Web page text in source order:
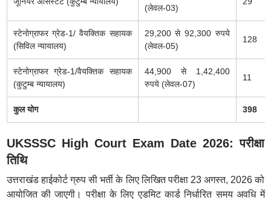
(लेवल-03)
स्टेनोग्राफर ग्रेड-1/ वैयक्तिक सहायक
(सिविल न्यायालय)
29,200 से 92,300 रुपये
(लेवल-05)
128
स्टेनोग्राफरग्रेड-1/वैयक्तिक सहायक
(कुटुम्ब न्यायालय)
44,900 से 1,42,400
रुपये (लेवल-07)
11
कुल योग 398
UKSSSC High Court Exam Date 2026: परीक्षा
तिथि
उत्तराखंड हाईकोर्ट ग्रुप सी भर्ती के लिए लिखित परीक्षा 23 अगस्त, 2026 को
आयोजित की जाएगी। परीक्षा के लिए एडमिट कार्ड निर्धारित समय अवधि में